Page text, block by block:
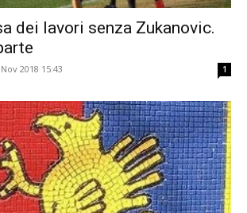
dei lavori senza Zukanovic.
2018 15:43 1